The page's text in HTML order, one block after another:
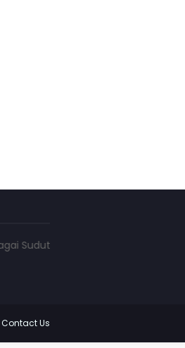
Pandang | www.pojokkota.com |
Contact Us